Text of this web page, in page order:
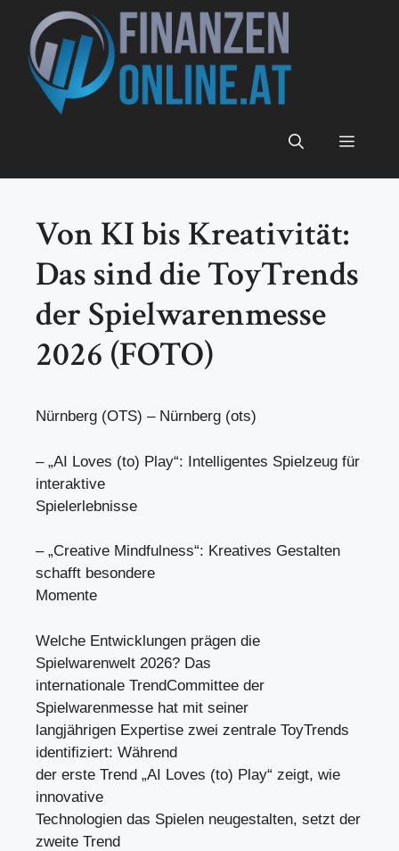
Inhalt
springen
Menü
Von KI bis Kreativität:
Das sind die ToyTrends
der Spielwarenmesse
2026 (FOTO)
Nürnberg (OTS) – Nürnberg (ots)
– „AI Loves (to) Play“: Intelligentes Spielzeug für
interaktive
Spielerlebnisse
– „Creative Mindfulness“: Kreatives Gestalten
schafft besondere
Momente
Welche Entwicklungen prägen die
Spielwarenwelt 2026? Das
internationale TrendCommittee der
Spielwarenmesse hat mit seiner
langjährigen Expertise zwei zentrale ToyTrends
identifiziert: Während
der erste Trend „AI Loves (to) Play“ zeigt, wie
innovative
Technologien das Spielen neugestalten, setzt der
zweite Trend